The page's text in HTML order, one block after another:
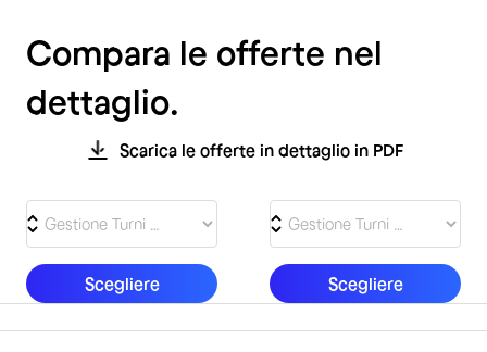
Compara le offerte nel
dettaglio.
Scarica le offerte in dettaglio in PDF
Scegliere Scegliere